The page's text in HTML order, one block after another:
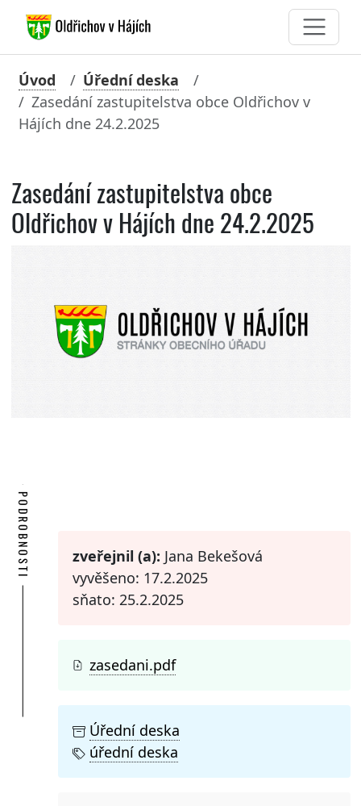
Úvod
Úřední deska
Zasedání zastupitelstva obce Oldřichov v
Hájích dne 24.2.2025
Zasedání zastupitelstva obce
Oldřichov v Hájích dne 24.2.2025
PODROBNOSTI zveřejnil (a): Jana Bekešová
vyvěšeno: 17.2.2025
sňato: 25.2.2025
zasedani.pdf
Úřední deska
úřední deska